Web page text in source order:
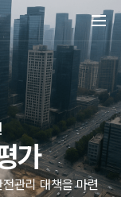
가
관리 대책을 마련